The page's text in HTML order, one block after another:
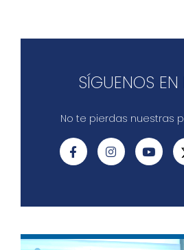
SÍGUENOS EN
No te pierdas nuestras